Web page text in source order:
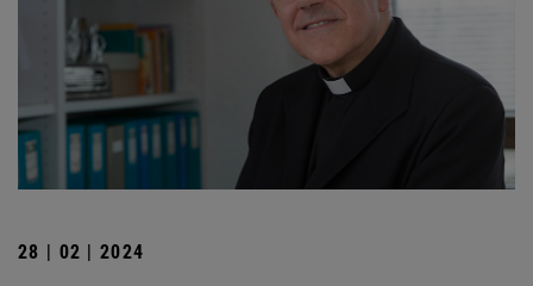
28 | 02 | 2024